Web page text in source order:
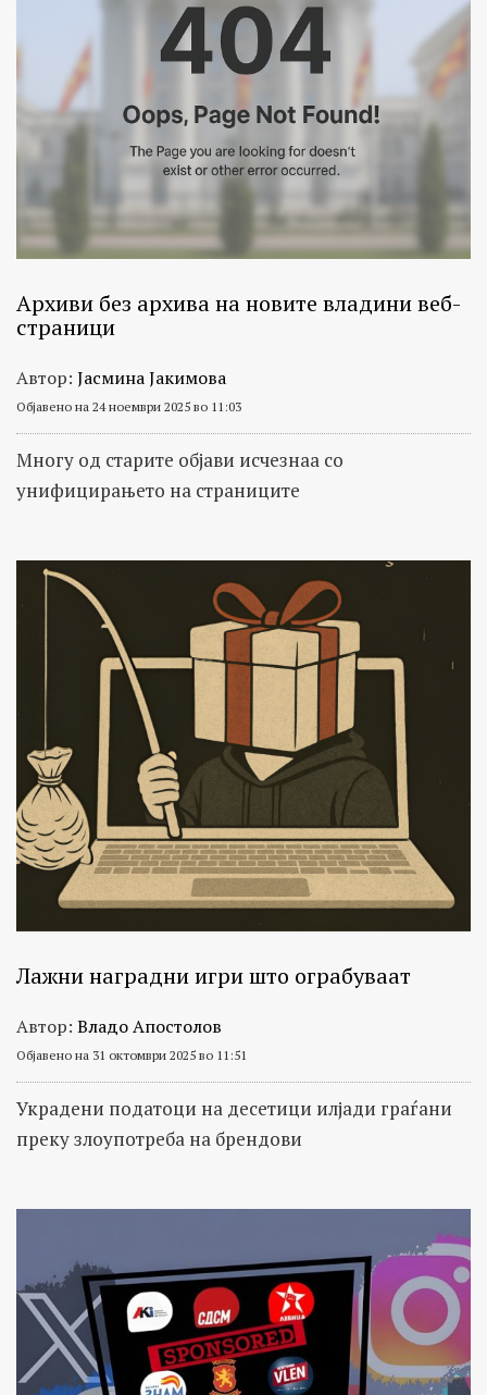
Архиви без архива на новите владини веб-
страници
Автор: Јасмина Јакимова
Објавено на 24 ноември 2025 во 11:03
Многу од старите објави исчезнаа со
унифицирањето на страниците
Лажни наградни игри што ограбуваат
Автор: Владо Апостолов
Објавено на 31 октомври 2025 во 11:51
Украдени податоци на десетици илјади граѓани
преку злоупотреба на брендови